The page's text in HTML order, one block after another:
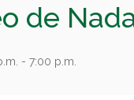
de
- 7:00 p.m.